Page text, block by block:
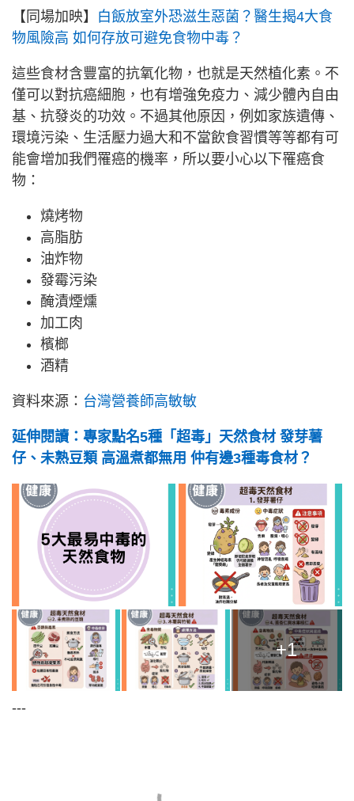
【同場加映】 白飯放室外恐滋生惡菌？醫生揭4大食
物風險高 如何存放可避免食物中毒？
這些食材含豐富的抗氧化物，也就是天然植化素。不
僅可以對抗癌細胞，也有增強免疫力、減少體內自由
基、抗發炎的功效。不過其他原因，例如家族遺傳、
環境污染、生活壓力過大和不當飲食習慣等等都有可
能會增加我們罹癌的機率，所以要小心以下罹癌食
物：
燒烤物
高脂肪
油炸物
發霉污染
醃漬煙燻
加工肉
檳榔
酒精
資料來源： 台灣營養師高敏敏
延伸閱讀：專家點名5種「超毒」天然食材 發芽薯
仔、未熟豆類 高溫煮都無用 仲有邊3種毒食材？
+1
---